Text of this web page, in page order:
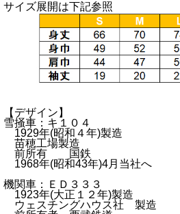
サイズ展開は下記参照
【デザイン】
雪掻車：キ１０４
1929年(昭和４年)製造
苗穂工場製造
前所有 国鉄
1968年(昭和43年)4月当社へ
機関車：ＥＤ３３３
1923年(大正１２年)製造
ウェスチングハウス社 製造